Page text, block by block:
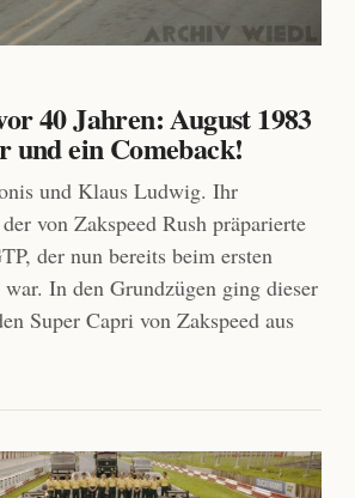
40 Jahren: August 1983
und ein Comeback!
und Klaus Ludwig. Ihr
von Zakspeed Rush präparierte
der nun bereits beim ersten
In den Grundzügen ging dieser
Super Capri von Zakspeed aus